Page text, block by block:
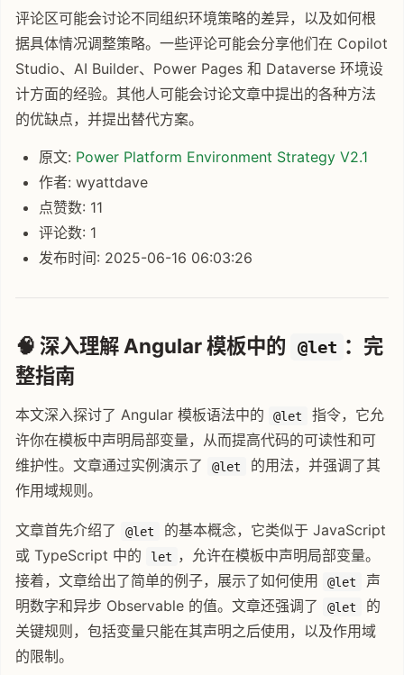
评论区可能会讨论不同组织环境策略的差异，以及如何根
据具体情况调整策略。一些评论可能会分享他们在 Copilot
Studio、AI Builder、Power Pages 和 Dataverse 环境设
计方面的经验。其他人可能会讨论文章中提出的各种方法
的优缺点，并提出替代方案。
原文: Power Platform Environment Strategy V2.1
作者: wyattdave
点赞数: 11
评论数: 1
发布时间: 2025-06-16 06:03:26
🧠 深入理解 Angular 模板中的 @let ：完
整指南
本文深入探讨了 Angular 模板语法中的 @let
指令，它允
许你在模板中声明局部变量，从而提高代码的可读性和可
维护性。文章通过实例演示了
@let
的用法，并强调了其
作用域规则。
文章首先介绍了 @let
的基本概念，它类似于 JavaScript
或 TypeScript 中的
let ，允许在模板中声明局部变量。
接着，文章给出了简单的例子，展示了如何使用
@let
声
明数字和异步 Observable 的值。文章还强调了
@let
的
关键规则，包括变量只能在其声明之后使用，以及作用域
的限制。